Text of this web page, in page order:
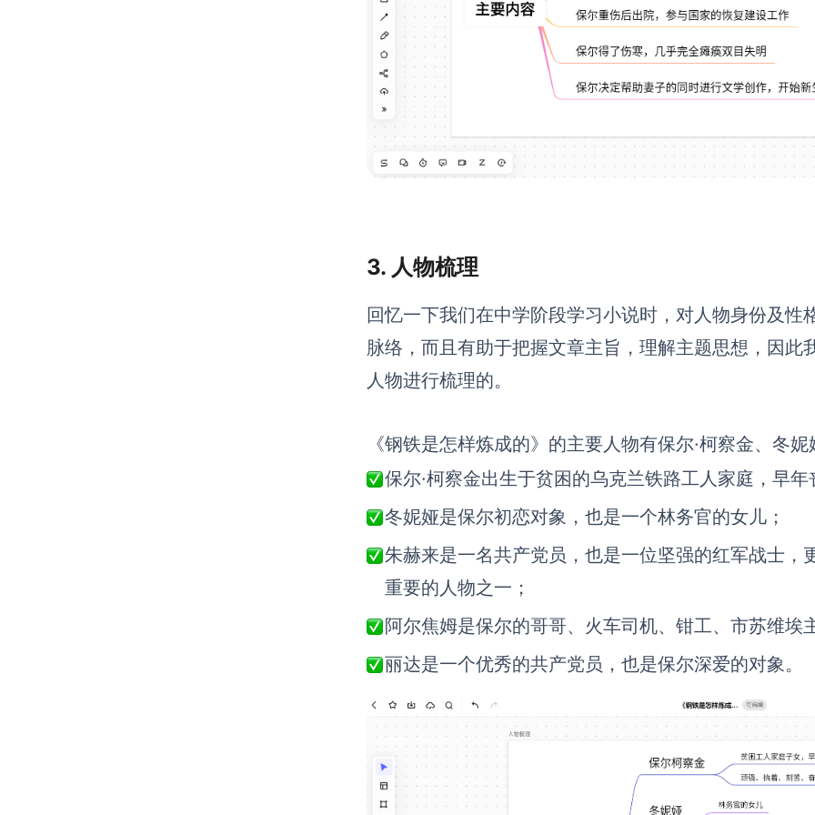
3. 人物梳理
回忆一下我们在中学阶段学习小说时，对人物身份及性
脉络，而且有助于把握文章主旨，理解主题思想，因此
人物进行梳理的。
《钢铁是怎样炼成的》的主要人物有保尔·柯察金、冬
保尔·柯察金出生于贫困的乌克兰铁路工人家庭，早
冬妮娅是保尔初恋对象，也是一个林务官的女儿；
朱赫来是一名共产党员，也是一位坚强的红军战士，
重要的人物之一；
阿尔焦姆是保尔的哥哥、火车司机、钳工、市苏维埃
丽达是一个优秀的共产党员，也是保尔深爱的对象。